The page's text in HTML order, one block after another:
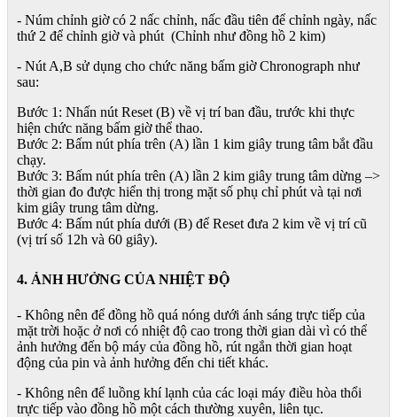
- Núm chỉnh giờ có 2 nấc chỉnh, nấc đầu tiên để chỉnh ngày, nấc
thứ 2 để chỉnh giờ và phút (Chỉnh như đồng hồ 2 kim)
- Nút A,B sử dụng cho chức năng bấm giờ Chronograph như
sau:
Bước 1: Nhấn nút Reset (B) về vị trí ban đầu, trước khi thực
hiện chức năng bấm giờ thể thao.
Bước 2: Bấm nút phía trên (A) lần 1 kim giây trung tâm bắt đầu
chạy.
Bước 3: Bấm nút phía trên (A) lần 2 kim giây trung tâm dừng –>
thời gian đo được hiển thị trong mặt số phụ chỉ phút và tại nơi
kim giây trung tâm dừng.
Bước 4: Bấm nút phía dưới (B) để Reset đưa 2 kim về vị trí cũ
(vị trí số 12h và 60 giây).
4. ẢNH HƯỞNG CỦA NHIỆT ĐỘ
- Không nên để đồng hồ quá nóng dưới ánh sáng trực tiếp của
mặt trời hoặc ở nơi có nhiệt độ cao trong thời gian dài vì có thể
ảnh hưởng đến bộ máy của đồng hồ, rút ngắn thời gian hoạt
động của pin và ảnh hưởng đến chi tiết khác.
- Không nên để luồng khí lạnh của các loại máy điều hòa thổi
trực tiếp vào đồng hồ một cách thường xuyên, liên tục.